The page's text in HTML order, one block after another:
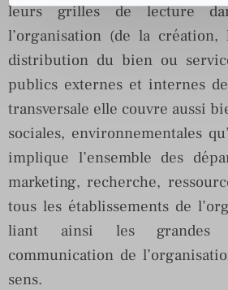
leurs grilles de lecture
l’organisation (de la
distribution du bien ou
publics externes et internes
transversale elle couvre aussi
sociales, environnementales
implique l’ensemble des
marketing, recherche,
tous les établissements de
liant ainsi les grandes
communication de
sens.